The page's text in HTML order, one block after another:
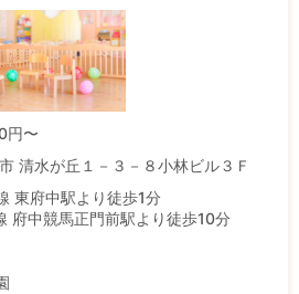
円〜
清水が丘１－３－８小林ビル３Ｆ
東府中駅より徒歩1分
府中競馬正門前駅より徒歩10分